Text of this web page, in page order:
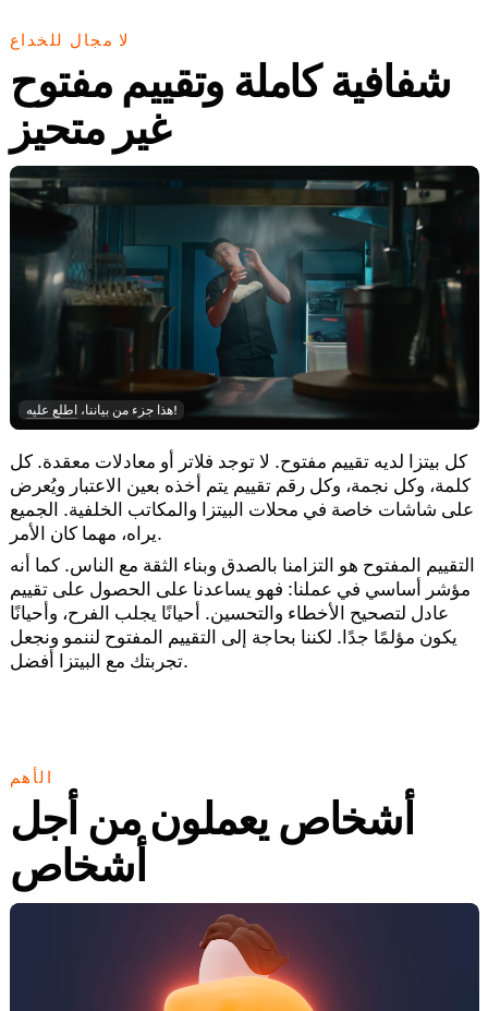
لا مجال للخداع
شفافية كاملة وتقييم مفتوح
غير متحيز
هذا جزء من بياننا، اطلع عليه !
كل بيتزا لديه تقييم مفتوح. لا توجد فلاتر أو معادلات معقدة. كل
كلمة، وكل نجمة، وكل رقم تقييم يتم أخذه بعين الاعتبار ويُعرض
على شاشات خاصة في محلات البيتزا والمكاتب الخلفية. الجميع
يراه، مهما كان الأمر.
التقييم المفتوح هو التزامنا بالصدق وبناء الثقة مع الناس. كما أنه
مؤشر أساسي في عملنا: فهو يساعدنا على الحصول على تقييم
عادل لتصحيح الأخطاء والتحسين. أحيانًا يجلب الفرح، وأحيانًا
يكون مؤلمًا جدًا. لكننا بحاجة إلى التقييم المفتوح لننمو ونجعل
تجربتك مع البيتزا أفضل.
الأهم
أشخاص يعملون من أجل
أشخاص